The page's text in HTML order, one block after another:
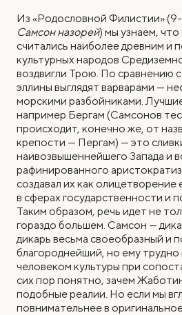
Из «Родословной Филистии» (9-
Самсон назорей) мы узнаем,
считались наиболее древним и
культурных народов
воздвигли Трою. По сравнению
эллины выглядят варварами —
морскими разбойниками.
например Бергам (Самсонов
происходит, конечно же, от
крепости — Пергам) — это
наивозвышеннейшего Запада и
рафинированного
создавал их как олицетворение
в сферах государственности и
Таким образом, речь идет не
гораздо большем. Самсон —
дикарь весьма своеобразный и
благороднейший, но ему трудно
человеком культуры при
сих пор понятно, зачем
подобные реалии. Но если мы
повнимательнее в